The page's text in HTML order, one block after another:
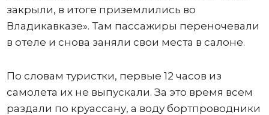
закрыли, в итоге приземлились во
Владикавказе». Там пассажиры переночевали
в отеле и снова заняли свои места в салоне.
По словам туристки, первые 12 часов из
самолета их не выпускали. За это время всем
раздали по круассану, а воду бортпроводники